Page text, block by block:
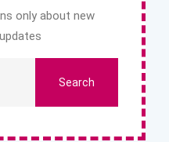
only about new